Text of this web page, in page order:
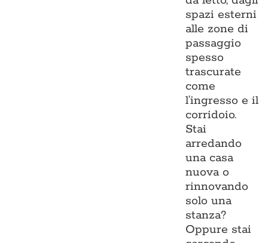
spazi esterni
alle zone di
passaggio
spesso
trascurate
come
l’ingresso e il
corridoio.
Stai
arredando
una casa
nuova o
rinnovando
solo una
stanza?
Oppure stai